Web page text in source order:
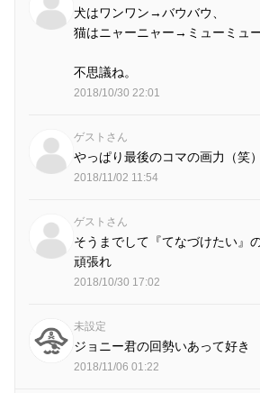
犬はワンワン→バウバウ、
猫はニャーニャー→ミューミュ
不思議ね。
2018/10/30 22:01
ゲストさん
やっぱり最後のコマの画力（笑）
2018/11/02 11:54
ゲストさん
そうまでして『てなづけたい』
頑張れ
2018/10/30 17:02
未設定
ジョニー君の回勢いあって好き
2018/11/06 01:22